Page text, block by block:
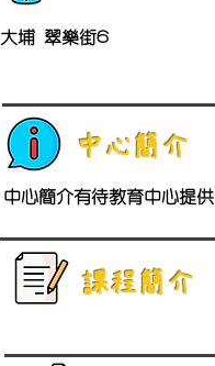
大埔 翠樂街6
中心簡介
中心簡介有待教育中心提供
​課程簡介